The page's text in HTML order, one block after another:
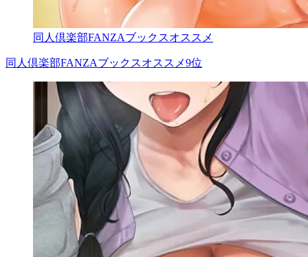
同人倶楽部FANZAブックスオススメ
同人倶楽部FANZAブックスオススメ9位